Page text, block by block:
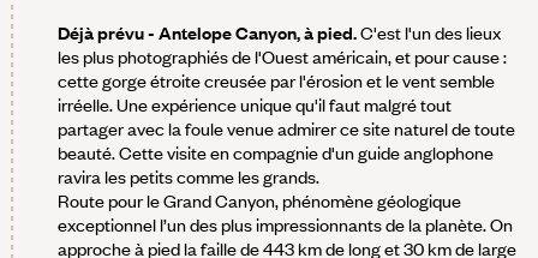
Déjà prévu - Antelope Canyon, à pied.C'est l'un des lieux
les plus photographiés de l'Ouest américain, et pour cause :
cette gorge étroite creusée par l'érosion et le vent semble
irréelle. Une expérience unique qu'il faut malgré tout
partager avec la foule venue admirer ce site naturel de toute
beauté. Cette visite en compagnie d'un guide anglophone
ravira les petits comme les grands.
Route pour le Grand Canyon, phénomène géologique
exceptionnel l’un des plus impressionnants de la planète. On
approche à pied la faille de 443 km de long et 30 km de large